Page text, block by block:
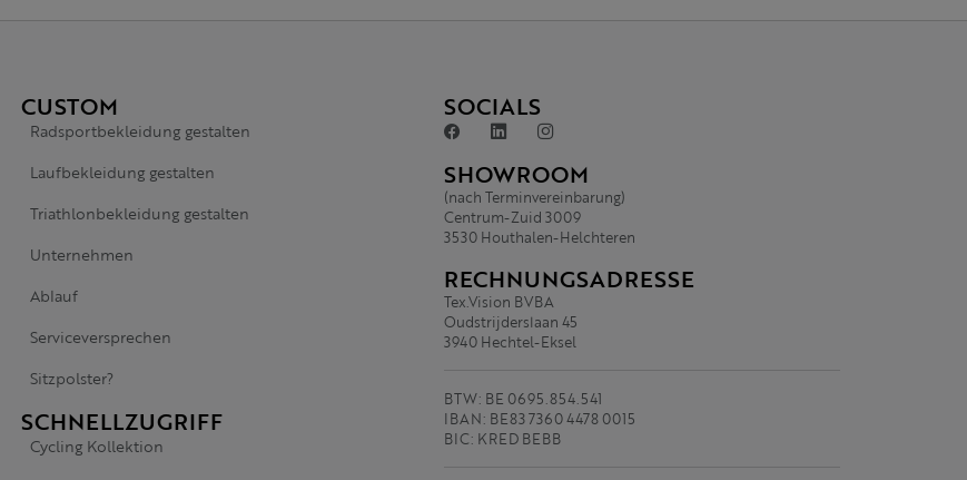
CUSTOM
Radsportbekleidung gestalten
Laufbekleidung gestalten
Triathlonbekleidung gestalten
Unternehmen
Ablauf
Serviceversprechen
Sitzpolster?
SCHNELLZUGRIFF
Cycling Kollektion
SOCIALS
SHOWROOM
(nach Terminvereinbarung)
Centrum-Zuid 3009
3530 Houthalen-Helchteren
RECHNUNGSADRESSE
Tex.Vision BVBA
Oudstrijderslaan 45
3940 Hechtel-Eksel
BTW: BE 0695.854.541
IBAN: BE83 7360 4478 0015
BIC: KRED BEBB